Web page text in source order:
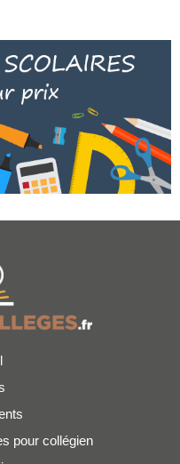
pour collégien